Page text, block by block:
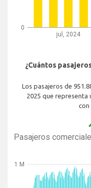
jul, 2024
0
¿Cuántos
Los pasajeros de
2025 que representa
con
Pasajeros
1 M